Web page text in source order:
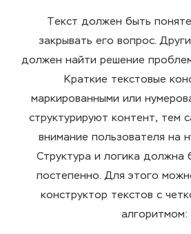
Текст должен быть
закрывать его вопрос.
должен найти решение
Краткие текстовые
маркированными или
структурируют контент, тем
внимание пользователя на
Структура и логика должна
постепенно. Для этого
конструктор текстов с
алгоритмом: